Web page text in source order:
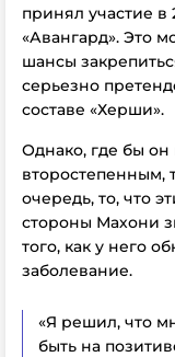
принял участие в
«Авангард». Это
шансы
серьезно
составе «Херши».
Однако, где бы он
второстепенным,
очередь, то, что
стороны Махони
того, как у него
заболевание.
«Я решил, что
быть на